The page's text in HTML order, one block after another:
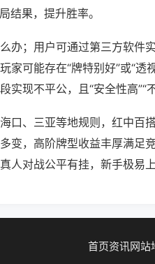
结果，提升胜率。
办；用户可通过第三方软件
家可能存在“牌特别好”或“
实现不平公，且“安全性高”“不
口、三亚等地规则，红中百
变，高阶牌型收益丰厚满足
人对战公平有挂，新手极易上
首页资讯网站